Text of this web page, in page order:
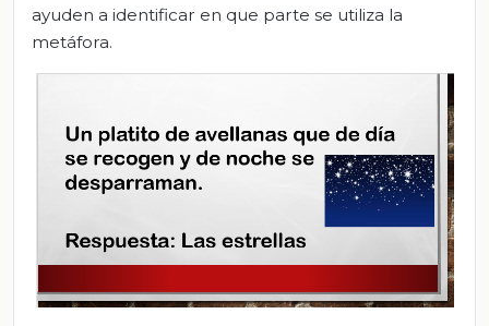
ayuden a identificar en que parte se utiliza la
metáfora.